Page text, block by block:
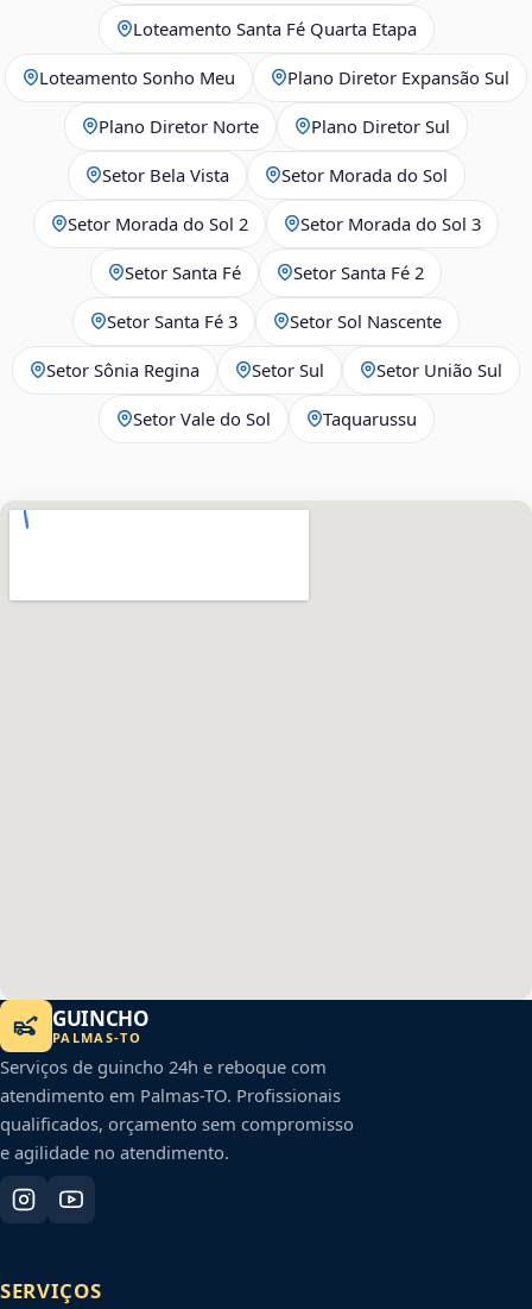
Loteamento Santa Fé Quarta Etapa
Loteamento Sonho Meu Plano Diretor Expansão Sul
Plano Diretor Norte Plano Diretor Sul
Setor Bela Vista Setor Morada do Sol
Setor Morada do Sol 2 Setor Morada do Sol 3
Setor Santa Fé Setor Santa Fé 2
Setor Santa Fé 3 Setor Sol Nascente
Setor Sônia Regina Setor Sul Setor União Sul
Setor Vale do Sol Taquarussu
GUINCHO
PALMAS-TO
Serviços de guincho 24h e reboque com
atendimento em Palmas-TO. Profissionais
qualificados, orçamento sem compromisso
e agilidade no atendimento.
SERVIÇOS